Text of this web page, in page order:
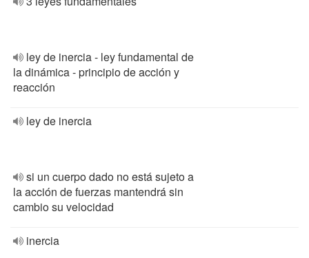
ley de inercia - ley fundamental de
la dinámica - principio de acción y
reacción
ley de inercia
si un cuerpo dado no está sujeto a
la acción de fuerzas mantendrá sin
cambio su velocidad
inercia